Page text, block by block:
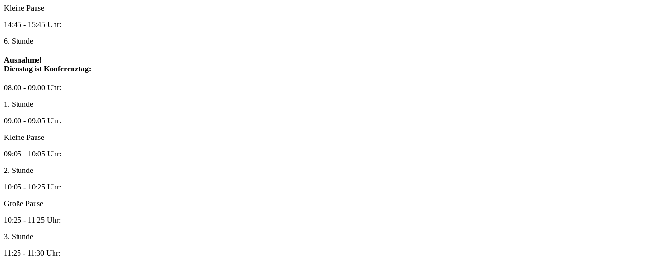
Kleine Pause
14:45 - 15:45 Uhr:
6. Stunde
Ausnahme!
Dienstag ist Konferenztag:
08.00 - 09.00 Uhr:
1. Stunde
09:00 - 09:05 Uhr:
Kleine Pause
09:05 - 10:05 Uhr:
2. Stunde
10:05 - 10:25 Uhr:
Große Pause
10:25 - 11:25 Uhr:
3. Stunde
11:25 - 11:30 Uhr: